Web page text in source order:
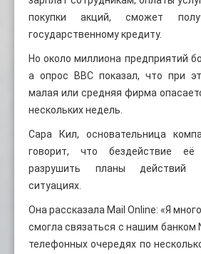
покупки акций, сможет
государственному кредиту.
Но около миллиона предприятий
а опрос BBC показал, что при
малая или средняя фирма
нескольких недель.
Сара Кил, основательница
говорит, что бездействие её
разрушить планы действий
ситуациях.
Она рассказала Mail Online: «Я
смогла связаться с нашим банком
телефонных очередях по